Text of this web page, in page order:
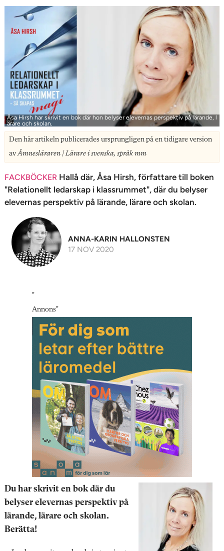
Åsa Hirsh har skrivit en bok där hon belyser elevernas perspektiv på lärande, l
ärare och skolan.
Den här artikeln publicerades ursprungligen på en tidigare version
avÄmnesläraren | Lärare i svenska, språk mm
FACKBÖCKER Hallå där, Åsa Hirsh, författare till boken
"Relationellt ledarskap i klassrummet", där du belyser
elevernas perspektiv på lärande, lärare och skolan.
ANNA-KARIN HALLONSTEN
17 NOV 2020
"
Annons"
Du har skrivit en bok där du
belyser elevernas perspektiv på
lärande, lärare och skolan.
Berätta!